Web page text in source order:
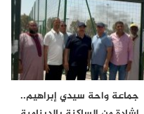
جماعة واحة سيدي إبراهيم..